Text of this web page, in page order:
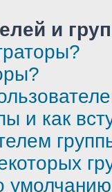
и
и как